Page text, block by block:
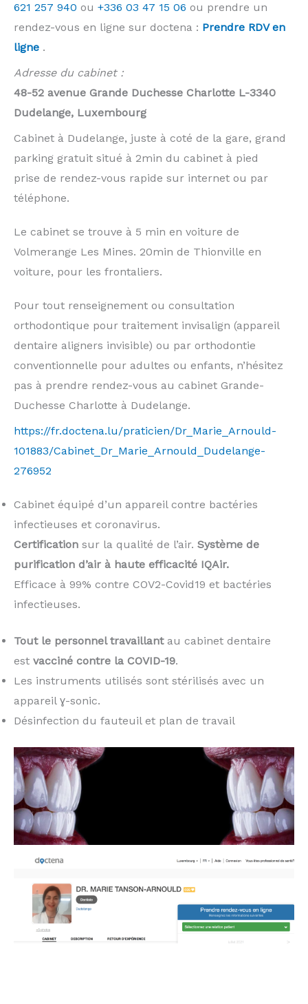
621 257 940 ou +336 03 47 15 06 ou prendre un
rendez-vous en ligne sur doctena : Prendre RDV en
ligne .
Adresse du cabinet :
48-52 avenue Grande Duchesse Charlotte L-3340
Dudelange, Luxembourg
Cabinet à Dudelange, juste à coté de la gare, grand
parking gratuit situé à 2min du cabinet à pied
prise de rendez-vous rapide sur internet ou par
téléphone.
Le cabinet se trouve à 5 min en voiture de
Volmerange Les Mines. 20min de Thionville en
voiture, pour les frontaliers.
Pour tout renseignement ou consultation
orthodontique pour traitement invisalign (appareil
dentaire aligners invisible) ou par orthodontie
conventionnelle pour adultes ou enfants, n’hésitez
pas à prendre rendez-vous au cabinet Grande-
Duchesse Charlotte à Dudelange.
https://fr.doctena.lu/praticien/Dr_Marie_Arnould-
101883/Cabinet_Dr_Marie_Arnould_Dudelange-
276952
Cabinet équipé d’un appareil contre bactéries
infectieuses et coronavirus.
Certification sur la qualité de l’air. Système de
purification d’air à haute efficacité IQAir.
Efficace à 99% contre COV2-Covid19 et bactéries
infectieuses.
Tout le personnel travaillantau cabinet dentaire
est vacciné contre la COVID-19.
Les instruments utilisés sont stérilisés avec un
appareil ɣ-sonic.
Désinfection du fauteuil et plan de travail